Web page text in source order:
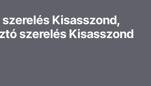
szerelés Kisasszond,
szerelés Kisasszond